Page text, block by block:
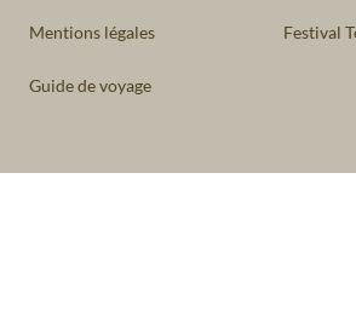
Mentions légales Festival
Guide de voyage